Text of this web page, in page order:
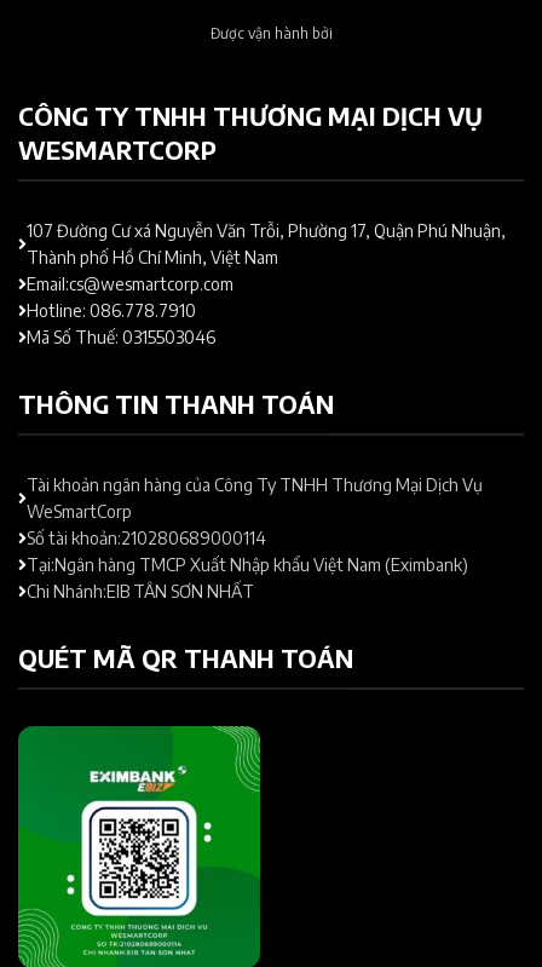
Được vận hành bởi
CÔNG TY TNHH THƯƠNG MẠI DỊCH VỤ
WESMARTCORP
107 Đường Cư xá Nguyễn Văn Trỗi, Phường 17, Quận Phú Nhuận,
Thành phố Hồ Chí Minh, Việt Nam
Email:cs@wesmartcorp.com
Hotline: 086.778.7910
Mã Số Thuế: 0315503046
THÔNG TIN THANH TOÁN
Tài khoản ngân hàng của Công Ty TNHH Thương Mại Dịch Vụ
WeSmartCorp
Số tài khoản:210280689000114
Tại:Ngân hàng TMCP Xuất Nhập khẩu Việt Nam (Eximbank)
Chi Nhánh:EIB TÂN SƠN NHẤT
QUÉT MÃ QR THANH TOÁN